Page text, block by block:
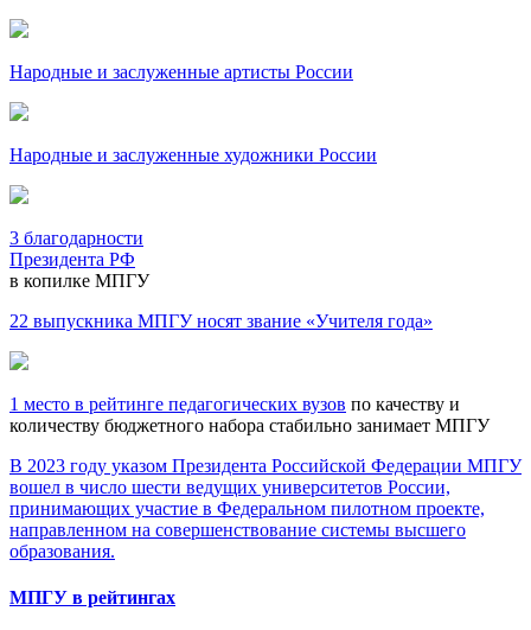
Народные и заслуженные артисты России
Народные и заслуженные художники России
3 благодарности
Президента РФ
в копилке МПГУ
22 выпускника МПГУ носят звание «Учителя года»
1 место в рейтинге педагогических вузов по качеству и
количеству бюджетного набора стабильно занимает МПГУ
В 2023 году указом Президента Российской Федерации МПГУ
вошел в число шести ведущих университетов России,
принимающих участие в Федеральном пилотном проекте,
направленном на совершенствование системы высшего
образования.
МПГУ в рейтингах